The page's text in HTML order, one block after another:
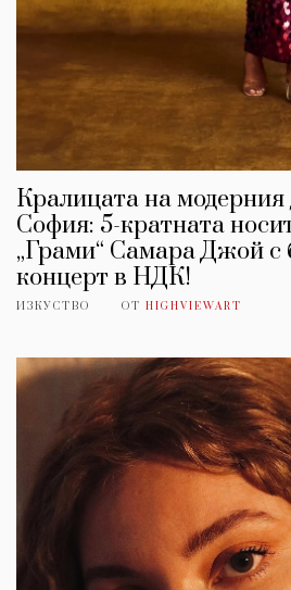
Кралицата на модерния
София: 5-кратната
„Грами“ Самара Джой с
концерт в НДК!
ИЗКУСТВО ОТ HIGHVIEWART